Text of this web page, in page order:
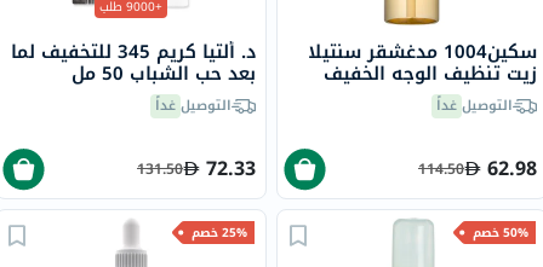
سكين1004 مدغشقر سنتيلا
زيت تنظيف الوجه الخفيف
200 ملالتوصيلغداً
62.98
114.50
+9000 طلب
د. ألتيا كريم 345 للتخفيف لما
بعد حب الشباب 50 مل
التوصيلغداً
72.33
131.50
50% خصم 25% خصم